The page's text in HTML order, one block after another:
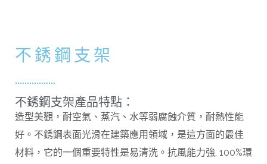
不銹鋼支架
不銹鋼支架產品特點：
造型美觀，耐空氣、蒸汽、水等弱腐蝕介質，耐熱性能
好。不銹鋼表面光滑在建築應用領域，是這方面的最佳
材料，它的一個重要特性是易清洗。抗風能力強, 100%環